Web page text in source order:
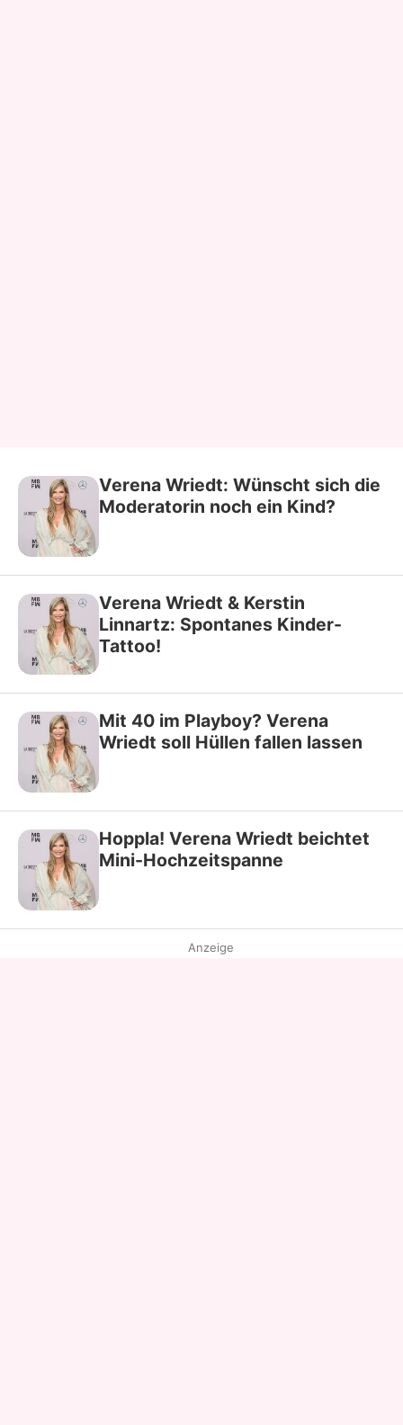
Verena Wriedt: Wünscht sich die
Moderatorin noch ein Kind?
Verena Wriedt & Kerstin
Linnartz: Spontanes Kinder-
Tattoo!
Mit 40 im Playboy? Verena
Wriedt soll Hüllen fallen lassen
Hoppla! Verena Wriedt beichtet
Mini-Hochzeitspanne
Anzeige